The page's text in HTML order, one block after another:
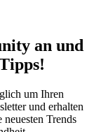
an und
um Ihren
und erhalten
Trends